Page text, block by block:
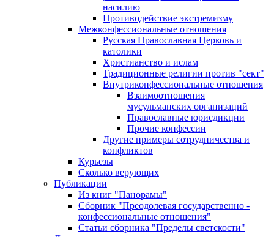
насилию
Противодействие экстремизму
Межконфессиональные отношения
Русская Православная Церковь и
католики
Христианство и ислам
Традиционные религии против "сект"
Внутриконфессиональные отношения
Взаимоотношения
мусульманских организаций
Православные юрисдикции
Прочие конфессии
Другие примеры сотрудничества и
конфликтов
Курьезы
Сколько верующих
Публикации
Из книг "Панорамы"
Сборник "Преодолевая государственно -
конфессиональные отношения"
Статьи сборника "Пределы светскости"